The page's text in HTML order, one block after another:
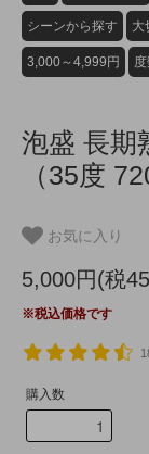
シーンから探す 大
3,000～4,999円
泡盛 長期
（35度
お気に入り
5,000円(税
※税込価格です
購入数